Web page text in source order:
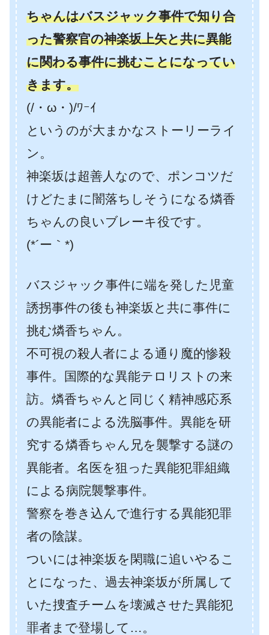
ちゃんはバスジャック事件で知り合
った警察官の神楽坂上矢と共に異能
に関わる事件に挑むことになってい
きます。
(/・ω・)/ﾜｰｲ
というのが大まかなストーリーライ
ン。
神楽坂は超善人なので、ポンコツだ
けどたまに闇落ちしそうになる燐香
ちゃんの良いブレーキ役です。
(*´ー｀*)
バスジャック事件に端を発した児童
誘拐事件の後も神楽坂と共に事件に
挑む燐香ちゃん。
不可視の殺人者による通り魔的惨殺
事件。国際的な異能テロリストの来
訪。燐香ちゃんと同じく精神感応系
の異能者による洗脳事件。異能を研
究する燐香ちゃん兄を襲撃する謎の
異能者。名医を狙った異能犯罪組織
による病院襲撃事件。
警察を巻き込んで進行する異能犯罪
者の陰謀。
ついには神楽坂を閑職に追いやるこ
とになった、過去神楽坂が所属して
いた捜査チームを壊滅させた異能犯
罪者まで登場して…。